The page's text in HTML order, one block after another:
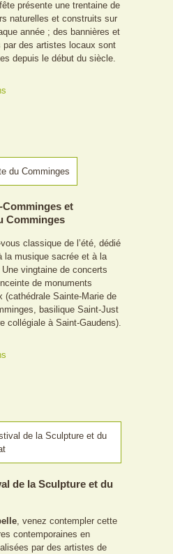
présente une trentaine de
naturelles et construits sur
année ; des bannières et
des artistes locaux sont
depuis le début du siècle.
et
Comminges
classique de l’été, dédié
la musique sacrée et à la
vingtaine de concerts
de monuments
(cathédrale Sainte-Marie de
basilique Saint-Just
collégiale à Saint-Gaudens).
de la Sculpture et du
, venez contempler cette
contemporaines en
par des artistes de